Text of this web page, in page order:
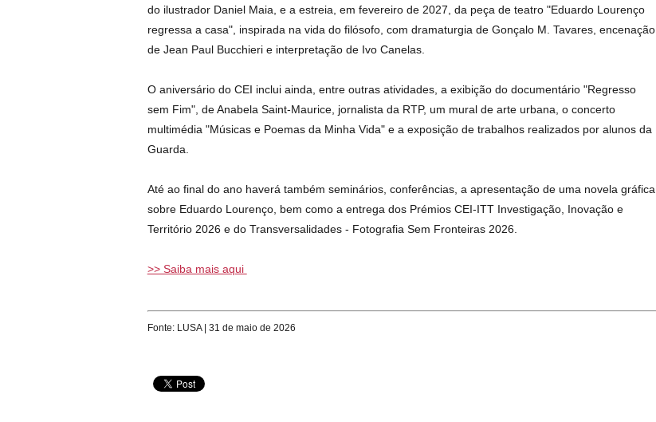
do ilustrador Daniel Maia, e a estreia, em fevereiro de 2027, da peça de teatro "Eduardo Lourenço
regressa a casa", inspirada na vida do filósofo, com dramaturgia de Gonçalo M. Tavares, encenação
de Jean Paul Bucchieri e interpretação de Ivo Canelas.
O aniversário do CEI inclui ainda, entre outras atividades, a exibição do documentário "Regresso
sem Fim", de Anabela Saint-Maurice, jornalista da RTP, um mural de arte urbana, o concerto
multimédia "Músicas e Poemas da Minha Vida" e a exposição de trabalhos realizados por alunos da
Guarda.
Até ao final do ano haverá também seminários, conferências, a apresentação de uma novela gráfica
sobre Eduardo Lourenço, bem como a entrega dos Prémios CEI-ITT Investigação, Inovação e
Território 2026 e do Transversalidades - Fotografia Sem Fronteiras 2026.
>> Saiba mais aqui
Fonte: LUSA | 31 de maio de 2026